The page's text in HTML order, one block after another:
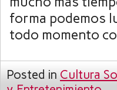
forma podemos
todo momento
Posted in Cultura